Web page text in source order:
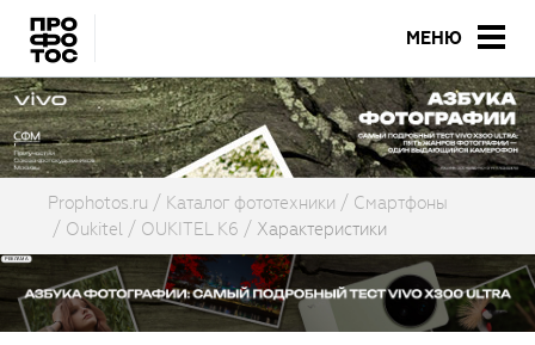
МЕНЮ
Prophotos.ru Каталог фототехники
Смартфоны
Oukitel
OUKITEL K6 Характеристики